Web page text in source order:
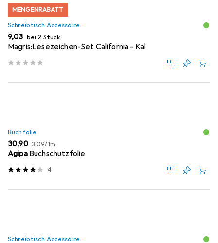
MENGENRABATT
Schreibtisch Accessoire
EUR
9,03 bei 2 Stück
Magris:Lesezeichen-Set California - Kal
Buchfolie
EUR
30,90 EUR
3,09/1m
Agipa Buchschutzfolie
4
Schreibtisch Accessoire